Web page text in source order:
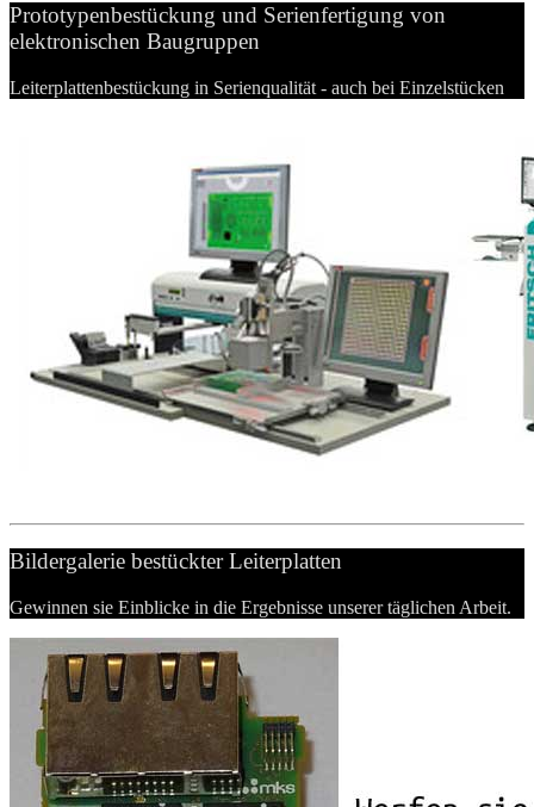
Prototypenbestückung und Serienfertigung von
elektronischen Baugruppen
Leiterplattenbestückung in Serienqualität - auch bei Einzelstücken
Bildergalerie bestückter Leiterplatten
Gewinnen sie Einblicke in die Ergebnisse unserer täglichen Arbeit.